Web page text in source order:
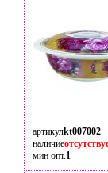
артикулkt007002
наличие
мин опт.1